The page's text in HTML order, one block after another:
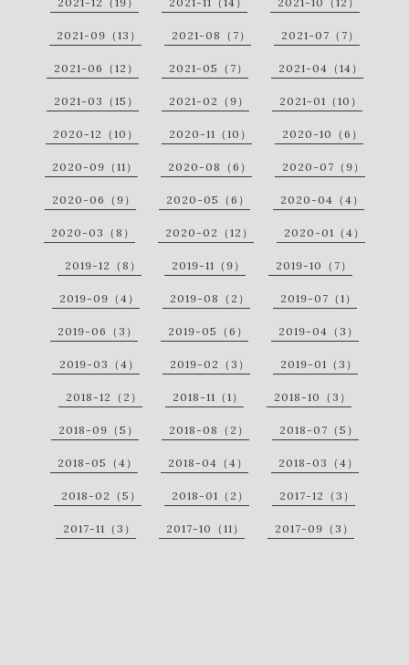
2021-09（13） 2021-08（7） 2021-07（7）
2021-06（12） 2021-05（7） 2021-04（14）
2021-03（15） 2021-02（9） 2021-01（10）
2020-12（10） 2020-11（10） 2020-10（6）
2020-09（11） 2020-08（6） 2020-07（9）
2020-06（9） 2020-05（6） 2020-04（4）
2020-03（8） 2020-02（12） 2020-01（4）
2019-12（8） 2019-11（9） 2019-10（7）
2019-09（4） 2019-08（2） 2019-07（1）
2019-06（3） 2019-05（6） 2019-04（3）
2019-03（4） 2019-02（3） 2019-01（3）
2018-12（2） 2018-11（1） 2018-10（3）
2018-09（5） 2018-08（2） 2018-07（5）
2018-05（4） 2018-04（4） 2018-03（4）
2018-02（5） 2018-01（2） 2017-12（3）
2017-11（3） 2017-10（11） 2017-09（3）